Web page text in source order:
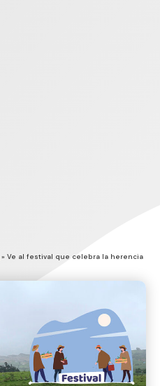
» Ve al festival que celebra la herencia